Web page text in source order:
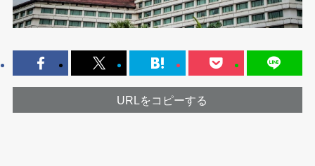
URLをコピーする